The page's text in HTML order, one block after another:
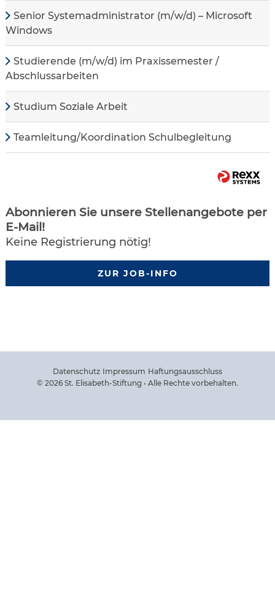
Senior Systemadministrator (m/w/d) – Microsoft
Windows
Studierende (m/w/d) im Praxissemester /
Abschlussarbeiten
Studium Soziale Arbeit
Teamleitung/Koordination Schulbegleitung
Abonnieren Sie unsere Stellenangebote per
E-Mail!
Keine Registrierung nötig!
ZUR JOB-INFO
Datenschutz Impressum Haftungsausschluss
© 2026 St. Elisabeth-Stiftung • Alle Rechte vorbehalten.